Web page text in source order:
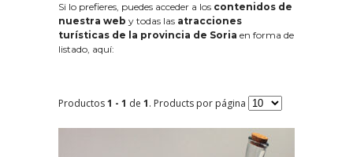
Si lo prefieres, puedes acceder a los contenidos de
nuestra web y todas las atracciones
turísticas de la provincia de Soria en forma de
listado, aquí:
Productos1 - 1 de 1. Products por página